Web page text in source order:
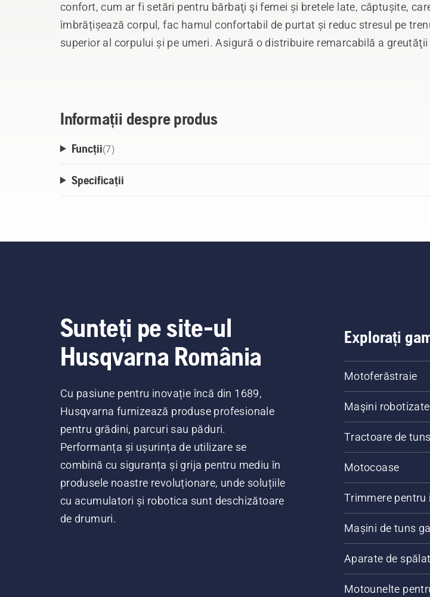
confort, cum ar fi setări pentru bărbaţi şi femei și bretele late, căptușite,
îmbrățișează corpul, fac hamul confortabil de purtat și reduc stresul pe
superior al corpului și pe umeri. Asigură o distribuire remarcabilă a
Informații despre produs
Funcții(7)
Specificații
Sunteți pe site-ul
Husqvarna România
Cu pasiune pentru inovație încă din 1689,
Husqvarna furnizează produse profesionale
pentru grădini, parcuri sau păduri.
Performanța și ușurința de utilizare se
combină cu siguranța și grija pentru mediu în
produsele noastre revoluționare, unde soluțiile
cu acumulatori și robotica sunt deschizătoare
de drumuri.
Explorați
Motoferăstraie
Maşini
Tractoare de
Motocoase
Trimmere pentru
Mașini de tuns
Aparate de
Motounelte